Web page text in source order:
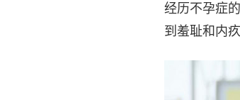
经历不孕症
到羞耻和内